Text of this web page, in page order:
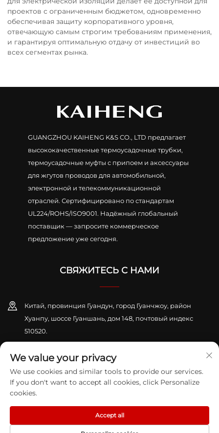
проектов с ограниченным бюджетом, одновременно
обеспечивая защиту корпоративного уровня,
отвечающую самым строгим требованиям применения,
и гарантируя оптимальную отдачу от инвестиций во
всех сегментах рынка.
GUANGZHOU KAIHENG K&S CO., LTD предлагает
высококачественные термоусадочные трубки,
термоусадочные муфты с припоем и аксессуары
для жгутов проводов для автомобильной,
электронной и телекоммуникационной
отраслей. Сертифицировано по стандартам
UL224/ROHS/ISO9001. Надёжный глобальный
поставщик — запросите коммерческое
предложение уже сегодня.
СВЯЖИТЕСЬ С НАМИ
Китай, провинция Гуандун, город Гуанчжоу, район
Хуанпу, шоссе Гуаншань, дом 148, почтовый индекс
510520.
+86-13416189912
[email protected]
Авторское право © 2026 GUANGZHOU KAIHENG K&S CO., LTD. Все
Политика конфиденциальности
We value your privacy
We use cookies and similar tools to provide our services.
If you don't want to accept all cookies, click Personalize
cookies.
Accept all